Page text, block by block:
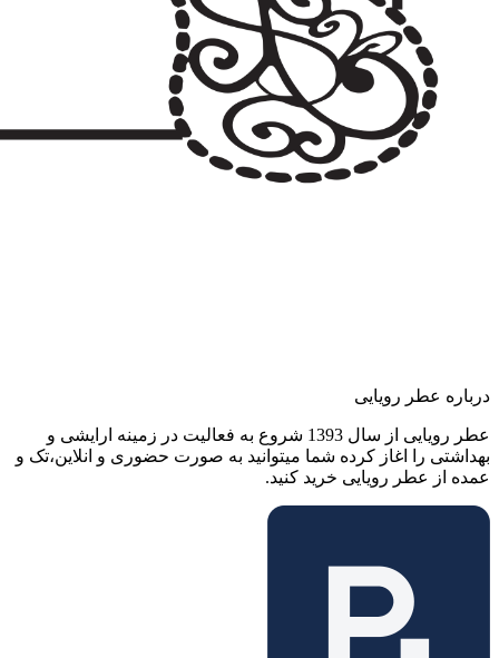
درباره عطر رویایی
عطر رویایی از سال 1393 شروع به فعالیت در زمینه ارایشی و
بهداشتی را اغاز کرده شما میتوانید به صورت حضوری و انلاین،تک و
عمده از عطر رویایی خرید کنید.